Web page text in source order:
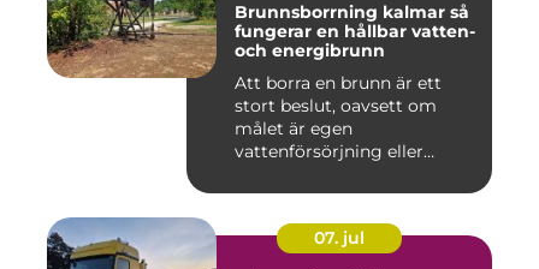
Brunnsborrning kalmar så
fungerar en hållbar vatten-
och energibrunn
Att borra en brunn är ett
stort beslut, oavsett om
målet är egen
vattenförsörjning eller
07. jul